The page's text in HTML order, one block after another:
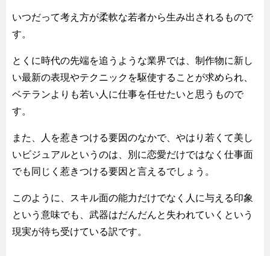
いつだって考え方が柔軟な若者から生み出されるもので
す。
とくに時代の先端を追うような業界では、制作物に新し
い最新の表現やテクニックを駆使することが求められ、
ベテランよりも若い人に仕事を任せたいと思うもので
す。
また、人を惹きつける要因のなかで、やはり若くて美し
いビジュアルというのは、別に恋愛だけではなく仕事面
でも同じく惹きつける要因と言えるでしょう。
このように、スキル面の能力だけでなく人に与える印象
という意味でも、武器はだんだんと失われていくという
現実が待ち受けている訳です。